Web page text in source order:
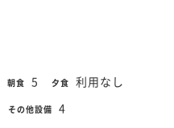
朝食 5 夕食 利用なし
その他設備 4